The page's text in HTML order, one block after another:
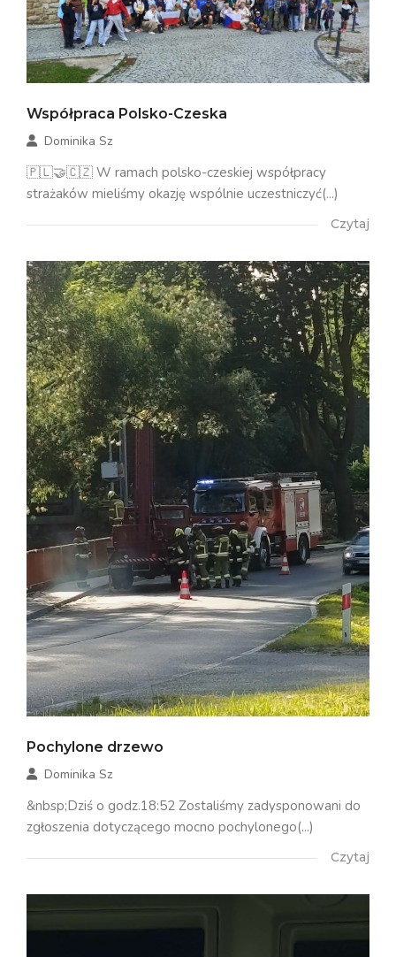
Współpraca Polsko-Czeska
Dominika Sz
🇵🇱🤝🇨🇿 W ramach polsko-czeskiej współpracy
strażaków mieliśmy okazję wspólnie uczestniczyć(...)
Czytaj
Pochylone drzewo
Dominika Sz
&nbsp;Dziś o godz.18:52 Zostaliśmy zadysponowani do
zgłoszenia dotyczącego mocno pochylonego(...)
Czytaj